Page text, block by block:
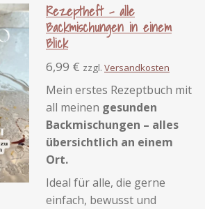
Rezeptheft - alle
Backmischungen in einem
Blick
6,99 € zzgl. Versandkosten
Mein erstes Rezeptbuch mit
all meinen gesunden
Backmischungen – alles
übersichtlich an einem
Ort.
Ideal für alle, die gerne
einfach, bewusst und